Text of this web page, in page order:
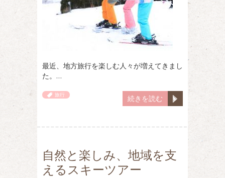
最近、地方旅行を楽しむ人々が増えてきまし
た。…
続きを読む
旅行
自然と楽しみ、地域を支
えるスキーツアー